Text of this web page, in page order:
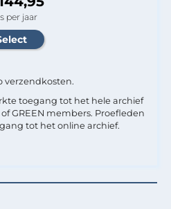
per jaar
verzendkosten.
toegang tot het hele archief
GREEN members. Proefleden
tot het online archief.